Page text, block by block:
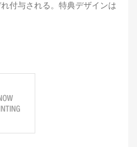
付与される。特典デザインは